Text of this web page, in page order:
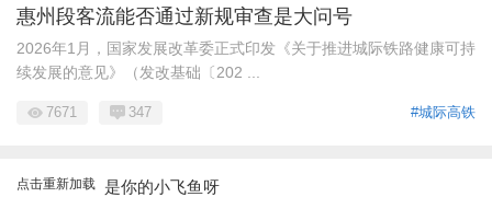
惠州段客流能否通过新规审查是大问号
2026年1月，国家发展改革委正式印发《关于推进城际铁路健康可持
续发展的意见》（发改基础〔202 ...
#城际高铁
7671 347
点击重新加载 是你的小飞鱼呀